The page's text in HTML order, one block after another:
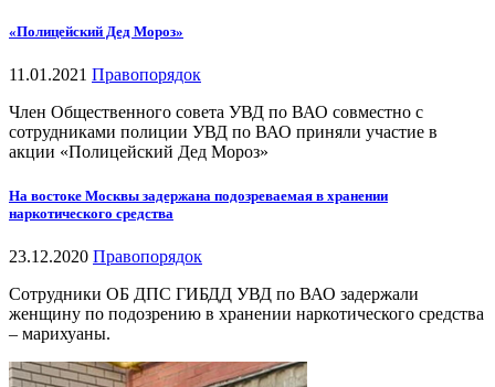
«Полицейский Дед Мороз»
11.01.2021 Правопорядок
Член Общественного совета УВД по ВАО совместно с
сотрудниками полиции УВД по ВАО приняли участие в
акции «Полицейский Дед Мороз»
На востоке Москвы задержана подозреваемая в хранении
наркотического средства
23.12.2020 Правопорядок
Сотрудники ОБ ДПС ГИБДД УВД по ВАО задержали
женщину по подозрению в хранении наркотического средства
– марихуаны.